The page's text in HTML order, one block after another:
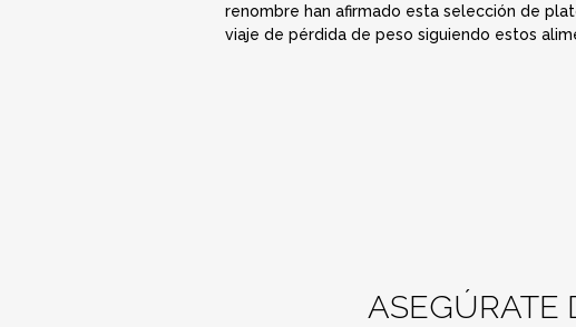
renombre han afirmado esta selección de
viaje de pérdida de peso siguiendo estos
ASEGÚRATE